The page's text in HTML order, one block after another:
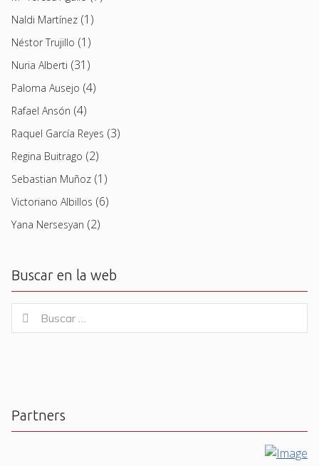
Naldi Martínez (1)
Néstor Trujillo (1)
Nuria Alberti (31)
Paloma Ausejo (4)
Rafael Ansón (4)
Raquel García Reyes (3)
Regina Buitrago (2)
Sebastian Muñoz (1)
Victoriano Albillos (6)
Yana Nersesyan (2)
Buscar en la web
for:
Buscar
Partners